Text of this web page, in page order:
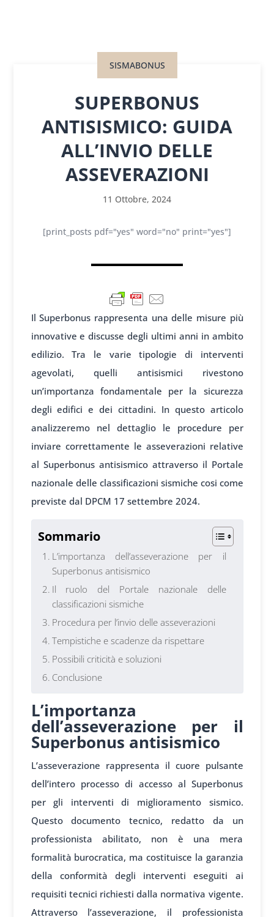
SISMABONUS
SUPERBONUS
ANTISISMICO: GUIDA
ALL’INVIO DELLE
ASSEVERAZIONI
11 Ottobre, 2024
[print_posts pdf="yes" word="no" print="yes"]
Il Superbonus rappresenta una delle misure più
innovative e discusse degli ultimi anni in ambito
edilizio. Tra le varie tipologie di interventi
agevolati, quelli antisismici rivestono
un’importanza fondamentale per la sicurezza
degli edifici e dei cittadini. In questo articolo
analizzeremo nel dettaglio le procedure per
inviare correttamente le asseverazioni relative
al Superbonus antisismico attraverso il Portale
nazionale delle classificazioni sismiche cosi come
previste dal DPCM 17 settembre 2024.
Sommario
L’importanza dell’asseverazione per il
Superbonus antisismico
Il ruolo del Portale nazionale delle
classificazioni sismiche
Procedura per l’invio delle asseverazioni
Tempistiche e scadenze da rispettare
Possibili criticità e soluzioni
Conclusione
L’importanza
dell’asseverazione per il
Superbonus antisismico
L’asseverazione rappresenta il cuore pulsante
dell’intero processo di accesso al Superbonus
per gli interventi di miglioramento sismico.
Questo documento tecnico, redatto da un
professionista abilitato, non è una mera
formalità burocratica, ma costituisce la garanzia
della conformità degli interventi eseguiti ai
requisiti tecnici richiesti dalla normativa vigente.
Attraverso l’asseverazione, il professionista